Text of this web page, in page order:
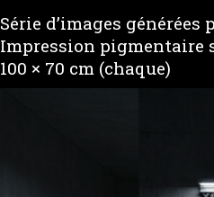
Série d’images
Impression pigmentaire
100 × 70 cm (chaque)